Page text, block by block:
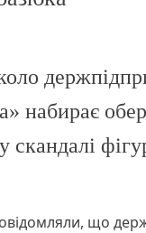
набирає
скандалі
що